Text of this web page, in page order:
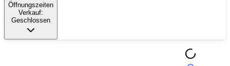
Öffnungszeiten
Verkauf:
Geschlossen